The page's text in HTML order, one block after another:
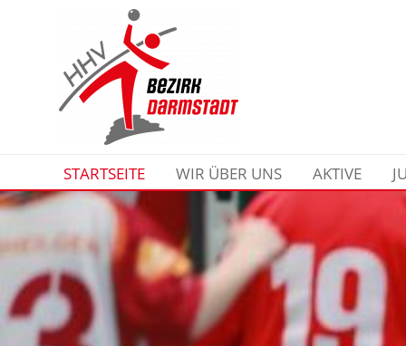
STARTSEITE WIR ÜBER UNS AKTIVE